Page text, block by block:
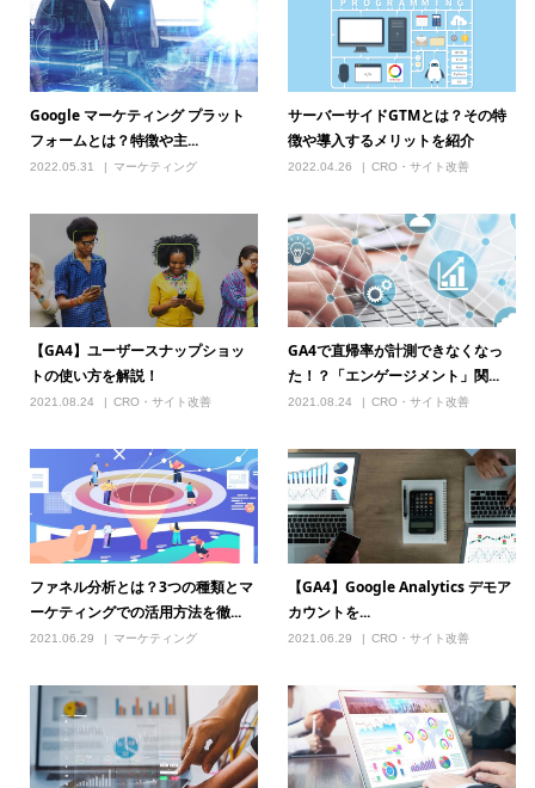
Google マーケティング プラット
フォームとは？特徴や主...
2022.05.31 マーケティング
サーバーサイドGTMとは？その特
徴や導入するメリットを紹介
2022.04.26 CRO・サイト改善
【GA4】ユーザースナップショッ
トの使い方を解説！
2021.08.24 CRO・サイト改善
GA4で直帰率が計測できなくなっ
た！？「エンゲージメント」関...
2021.08.24 CRO・サイト改善
ファネル分析とは？3つの種類とマ
ーケティングでの活用方法を徹...
2021.06.29 マーケティング
【GA4】Google Analytics デモア
カウントを...
2021.06.29 CRO・サイト改善